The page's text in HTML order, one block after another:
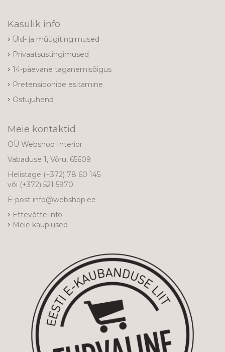
Kasulik info
Üld- ja müügitingimused
Privaatsustingimused
14-päevane taganemisõigus
Pretensioonide esitamine
Ostujuhend
Meie kontaktid
OÜ Webshop Interior
Vabaduse 1, Võru, 65609
Helistage (+372) 78 60 145
või (+372) 521 5970
E-post info@webshop.ee
Ettevõtte info
Meie kauplused